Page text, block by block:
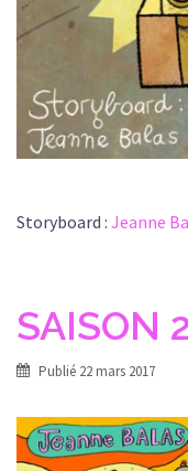
Storyboard : Jeanne
SAISON
Publié 22 mars 2017